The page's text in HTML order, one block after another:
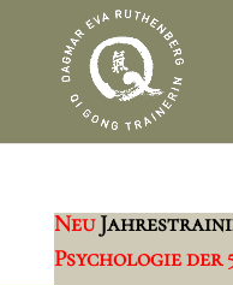
Neu
Psychologie der